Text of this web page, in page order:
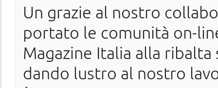
Un grazie al nostro
portato le comunità on-
Magazine Italia alla
dando lustro al nostro